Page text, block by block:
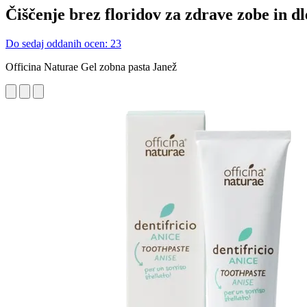
Čiščenje brez floridov za zdrave zobe in
Do sedaj oddanih ocen: 23
Officina Naturae Gel zobna pasta Janež